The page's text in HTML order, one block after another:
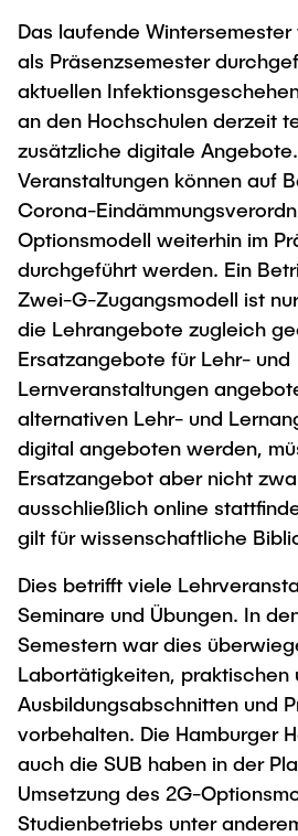
Das laufende
als Präsenzsemester
aktuellen
an den Hochschulen derzeit
zusätzliche digitale
Veranstaltungen können auf
Corona-
Optionsmodell weiterhin im
durchgeführt werden. Ein
Zwei-G-Zugangsmodell ist
die Lehrangebote zugleich
Ersatzangebote für Lehr- und
Lernveranstaltungen
alternativen Lehr- und
digital angeboten werden,
Ersatzangebot aber nicht
ausschließlich online
gilt für wissenschaftliche
Dies betrifft viele
Seminare und Übungen. In
Semestern war dies
Labortätigkeiten, praktischen
Ausbildungsabschnitten und
vorbehalten. Die Hamburger
auch die SUB haben in der
Umsetzung des 2G-
Studienbetriebs unter